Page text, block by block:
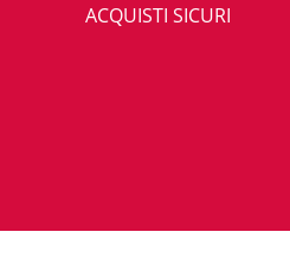
ACQUISTI SICURI